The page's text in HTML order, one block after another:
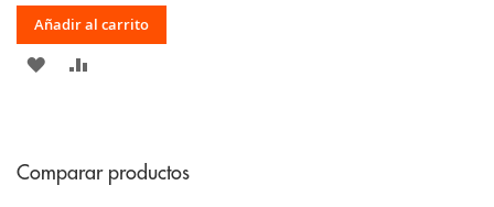
Añadir al carrito
AÑADIR
LISTA
Comparar productos